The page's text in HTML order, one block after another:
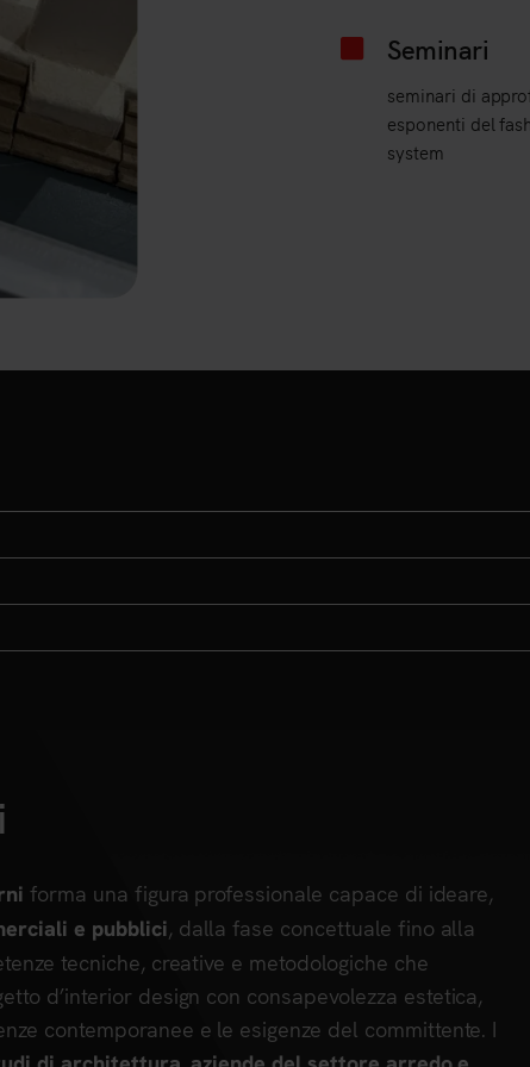
Seminari
seminari di
esponenti del
system
forma una figura professionale capace di ideare,
e pubblici, dalla fase concettuale fino alla
tecniche, creative e metodologiche che
d’interior design con consapevolezza estetica,
contemporanee e le esigenze del committente. I